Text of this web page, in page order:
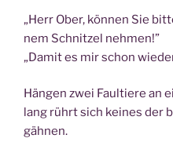
„Herr Ober, kön­nen Sie
nem Schnit­zel nehmen!”
„Damit es mir schon
Hän­gen zwei Faul­tie­re an
lang rührt sich kei­nes der
gähnen.